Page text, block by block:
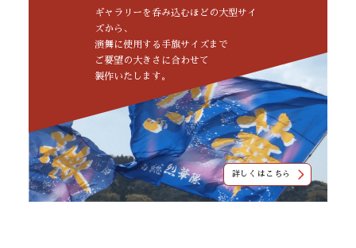
ギャラリーを呑み込むほどの大型サイ
ズから、
演舞に使用する手旗サイズまで
ご要望の大きさに合わせて
製作いたします。
詳しくはこちら